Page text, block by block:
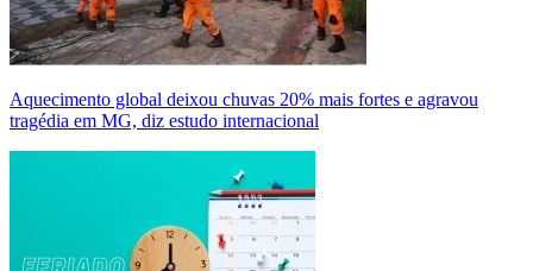
Aquecimento global deixou chuvas 20% mais fortes e agravou
tragédia em MG, diz estudo internacional